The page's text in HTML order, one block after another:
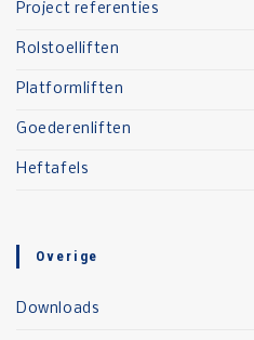
Project referenties
Rolstoelliften
Platformliften
Goederenliften
Heftafels
Overige
Downloads